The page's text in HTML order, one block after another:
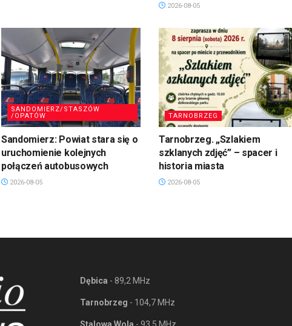
2026-08-05
SANDOMIERZ/STASZÓW
/OPATÓW
Sandomierz: Powiat stara się o
uruchomienie kolejnych
połączeń autobusowych
2026-08-05
TARNOBRZEG
Tarnobrzeg. „Szlakiem
szklanych zdjęć” – spacer i
historia miasta
2026-08-05
Dębica - 89,2 MHz
Tarnobrzeg - 104,7 MHz